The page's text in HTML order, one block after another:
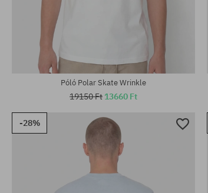
Elérhető méretek:
M; L; XL
Póló Polar Skate Wrinkle
19150 Ft 13660 Ft
-28%